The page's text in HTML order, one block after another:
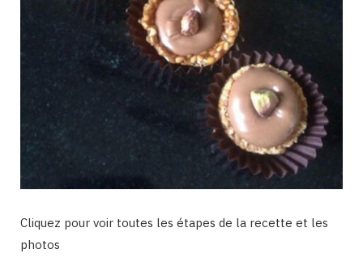
Cliquez pour voir toutes les étapes de la recette et les
photos